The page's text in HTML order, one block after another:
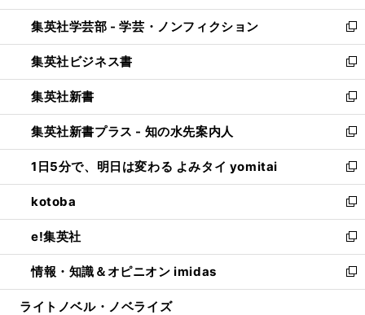
開
く
ウ
で
開
く
ン
ド
ウ
で
開
く
ウ
ィ
ン
ド
ウ
で
開
く
集英社学芸部 - 学芸・ノンフィクション
新
し
い
ウ
ィ
ン
ド
ウ
で
開
く
集英社ビジネス書
新
し
い
ウ
ィ
ン
ド
ウ
で
開
く
集英社新書
新
し
い
ウ
ィ
ン
ド
ウ
で
開
く
集英社新書プラス - 知の水先案内人
新
し
い
ウ
ィ
ン
ド
ウ
で
開
1日5分で、明日は変わる よみタイ yomitai
新
し
い
ウ
ィ
ン
ド
ウ
kotoba
新
し
い
ウ
ィ
ン
e!集英社
新
し
い
ウ
情報・知識＆オピニオン imidas
新
し
ライトノベル・ノベライズ